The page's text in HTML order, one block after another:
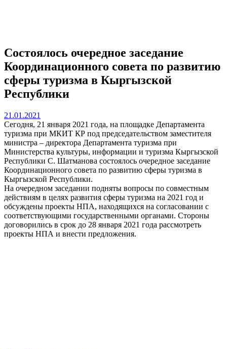
Состоялось очередное заседание
Координационного совета по развитию
сферы туризма в Кыргызской
Республики
21.01.2021
Сегодня, 21 января 2021 года, на площадке Департамента
туризма при МКИТ КР под председательством заместителя
министра – директора Департамента туризма при
Министерства культуры, информации и туризма Кыргызской
Республики С. Шатманова состоялось очередное заседание
Координационного совета по развитию сферы туризма в
Кыргызской Республики.
На очередном заседании подняты вопросы по совместным
действиям в целях развития сферы туризма на 2021 год и
обсуждены проекты НПА, находящихся на согласовании с
соответствующими государственными органами. Стороны
договорились в срок до 28 января 2021 года рассмотреть
проекты НПА и внести предложения.